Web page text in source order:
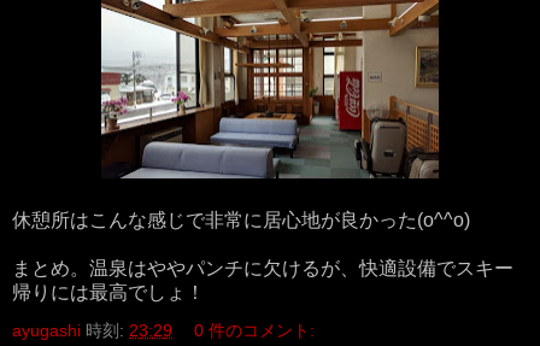
休憩所はこんな感じで非常に居心地が良かった(o^^o)
まとめ。温泉はややパンチに欠けるが、快適設備でスキー
帰りには最高でしょ！
ayugashi 時刻: 23:29 0 件のコメント: